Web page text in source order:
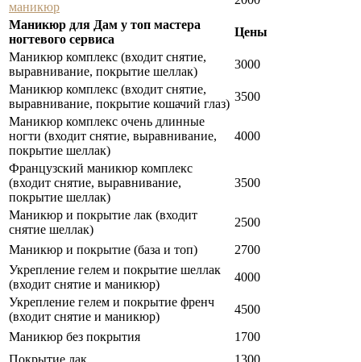
маникюр
Маникюр для Дам у топ мастера
ногтевого сервиса
Цены
Маникюр комплекс (входит снятие,
выравнивание, покрытие шеллак)
3000
Маникюр комплекс (входит снятие,
выравнивание, покрытие кошачий глаз)
3500
Маникюр комплекс очень длинные
ногти (входит снятие, выравнивание,
покрытие шеллак)
4000
Французский маникюр комплекс
(входит снятие, выравнивание,
покрытие шеллак)
3500
Маникюр и покрытие лак (входит
снятие шеллак)
2500
Маникюр и покрытие (база и топ)
2700
Укрепление гелем и покрытие шеллак
(входит снятие и маникюр)
4000
Укрепление гелем и покрытие френч
(входит снятие и маникюр)
4500
Маникюр без покрытия
1700
Покрытие лак
1300